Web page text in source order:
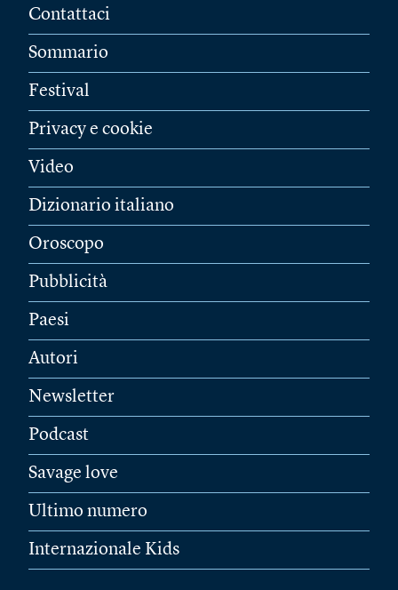
Contattaci
Sommario
Festival
Privacy e cookie
Video
Dizionario italiano
Oroscopo
Pubblicità
Paesi
Autori
Newsletter
Podcast
Savage love
Ultimo numero
Internazionale Kids